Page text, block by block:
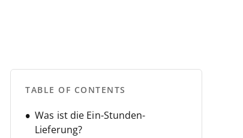
TABLE OF CONTENTS
Was ist die Ein-Stunden-
Lieferung?